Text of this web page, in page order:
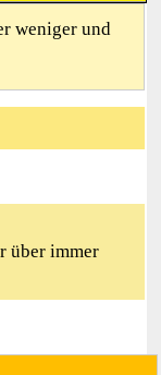
weniger und
über immer